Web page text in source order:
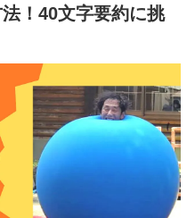
！40文字要約に挑